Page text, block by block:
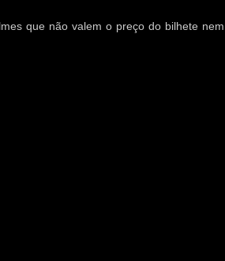
que não valem o preço do bilhete nem